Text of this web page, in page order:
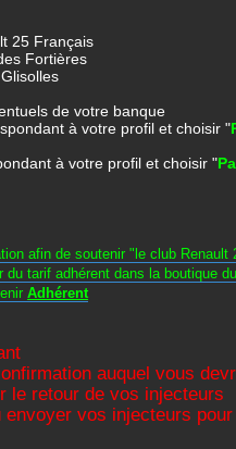
25 Français
Fortières
de votre banque
à votre profil et choisir "
à votre profil et choisir "
afin de soutenir "le club
tarif adhérent dans la boutique
Adhérent
auquel vous
le retour de vos injecteurs
vos injecteurs